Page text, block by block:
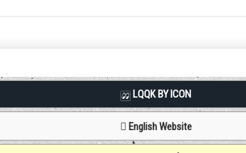
LQQK BY ICON
English Website